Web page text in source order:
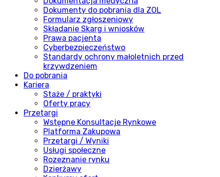
Dokumenty do pobrania dla ZOL
Formularz zgłoszeniowy
Składanie Skarg i wniosków
Prawa pacjenta
Cyberbezpieczeństwo
Standardy ochrony małoletnich przed
krzywdzeniem
Do pobrania
Kariera
Staże / praktyki
Oferty pracy
Przetargi
Wstępne Konsultacje Rynkowe
Platforma Zakupowa
Przetargi / Wyniki
Usługi społeczne
Rozeznanie rynku
Dzierżawy